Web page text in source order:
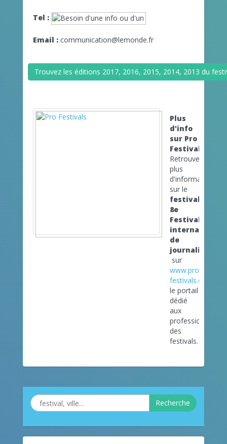
Tel :
Email : communication@lemonde.fr
Trouvez les éditions 2017, 2016, 2015, 2014, 2013 du
Plus
d'info
sur Pro
Festivals
Retrouvez
plus
d'informations
sur le
festival
8e
Festival
international
de
journalisme
sur
www.pro-
festivals.com
le portail
dédié
aux
professionnels
des
festivals.
Recherche